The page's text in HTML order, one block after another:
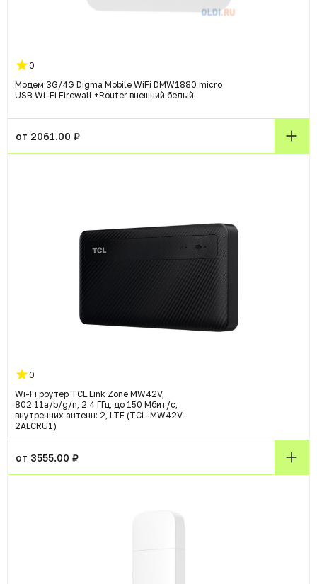
0
Модем 3G/4G Digma Mobile WiFi DMW1880 micro
USB Wi-Fi Firewall +Router внешний белый
от 2061.00 ₽
0
Wi-Fi роутер TCL Link Zone MW42V,
802.11a/b/g/n, 2.4 ГГц, до 150 Мбит/с,
внутренних антенн: 2, LTE (TCL-MW42V-
2ALCRU1)
от 3555.00 ₽